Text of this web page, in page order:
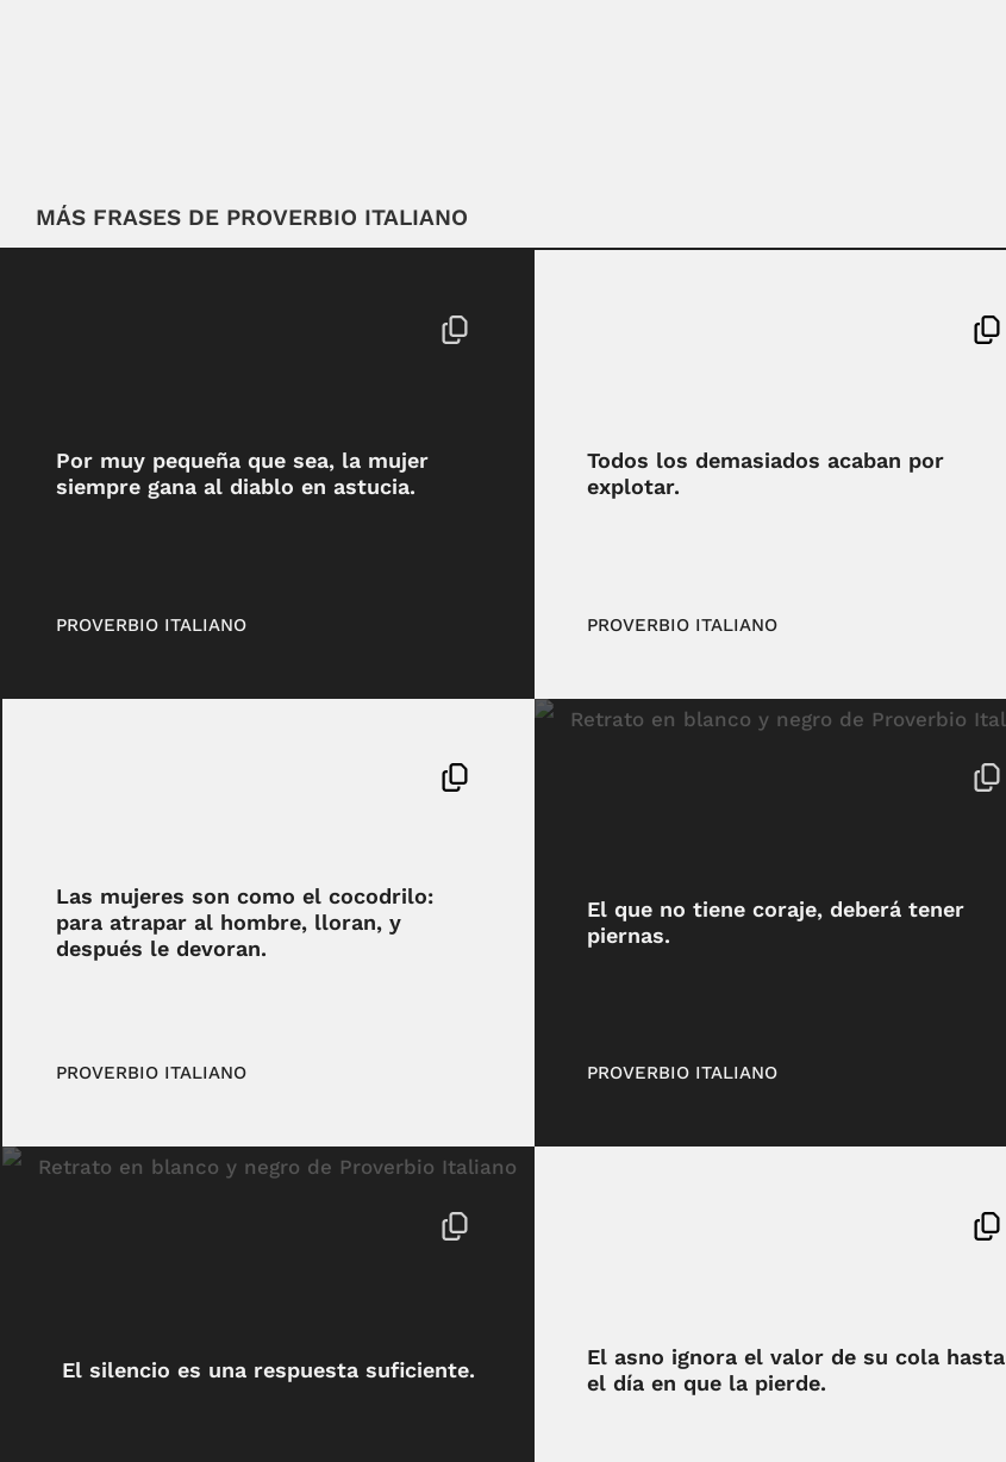
MÁS FRASES DE PROVERBIO ITALIANO
Por muy pequeña que sea, la mujer
siempre gana al diablo en astucia.
PROVERBIO ITALIANO
Todos los demasiados acaban por
explotar.
PROVERBIO ITALIANO
Las mujeres son como el cocodrilo:
para atrapar al hombre, lloran, y
después le devoran.
PROVERBIO ITALIANO
El que no tiene coraje, deberá tener
piernas.
PROVERBIO ITALIANO
El silencio es una respuesta suficiente.
El asno ignora el valor de su cola hasta
el día en que la pierde.